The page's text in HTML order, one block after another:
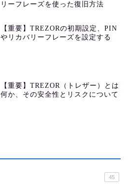
リーフレーズを使った復旧方法
【重要】TREZORの初期設定、PIN
やリカバリーフレーズを設定する
【重要】TREZOR（トレザー）とは
何か、その安全性とリスクについて
45